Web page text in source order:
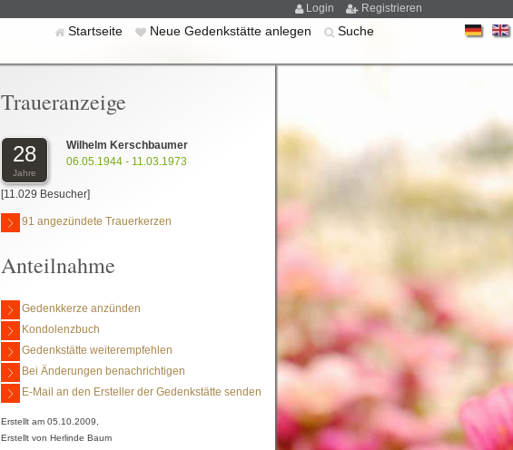
Login Registrieren
Startseite Neue Gedenkstätte anlegen Suche
Traueranzeige
28
Jahre
Wilhelm Kerschbaumer
06.05.1944 - 11.03.1973
[11.029 Besucher]
91 angezündete Trauerkerzen
Anteilnahme
Gedenkkerze anzünden
Kondolenzbuch
Gedenkstätte weiterempfehlen
Bei Änderungen benachrichtigen
E-Mail an den Ersteller der Gedenkstätte senden
Erstellt am 05.10.2009,
Erstellt von Herlinde Baum